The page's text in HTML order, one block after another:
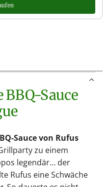
Sauce von Rufus
zu einem
legendär… der
Rufus eine Schwäche